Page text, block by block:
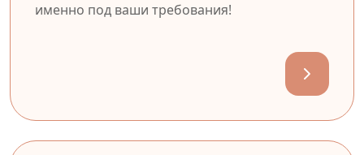
именно под ваши требования!